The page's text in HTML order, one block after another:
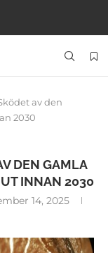
av den
2030
DEN GAMLA
UT INNAN 2030
14, 2025